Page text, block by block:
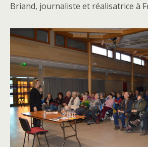
Briand, journaliste et réalisatrice à